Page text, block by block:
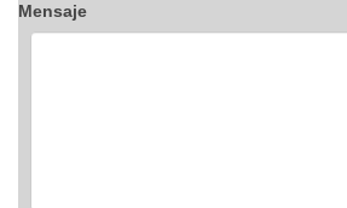
Mensaje